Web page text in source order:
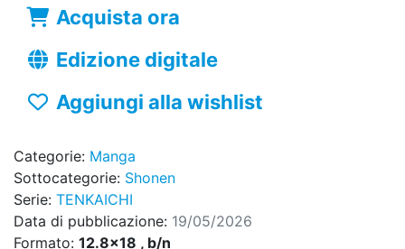
Acquista ora
Edizione digitale
Aggiungi alla wishlist
Categorie: Manga
Sottocategorie: Shonen
Serie: TENKAICHI
Data di pubblicazione: 19/05/2026
Formato: 12.8x18 , b/n